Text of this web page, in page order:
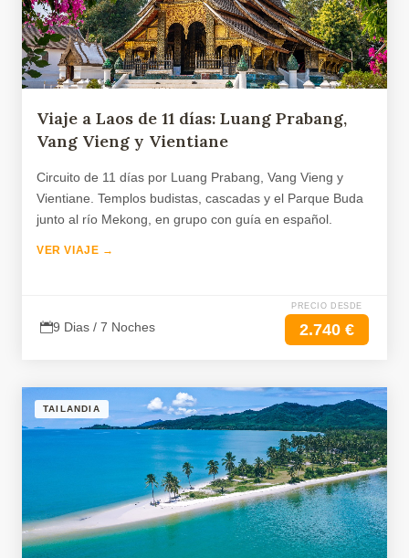
Viaje a Laos de 11 días: Luang Prabang,
Vang Vieng y Vientiane
Circuito de 11 días por Luang Prabang, Vang Vieng y
Vientiane. Templos budistas, cascadas y el Parque Buda
junto al río Mekong, en grupo con guía en español.
VER VIAJE →
9 Dias / 7 Noches
PRECIO DESDE
2.740 €
TAILANDIA